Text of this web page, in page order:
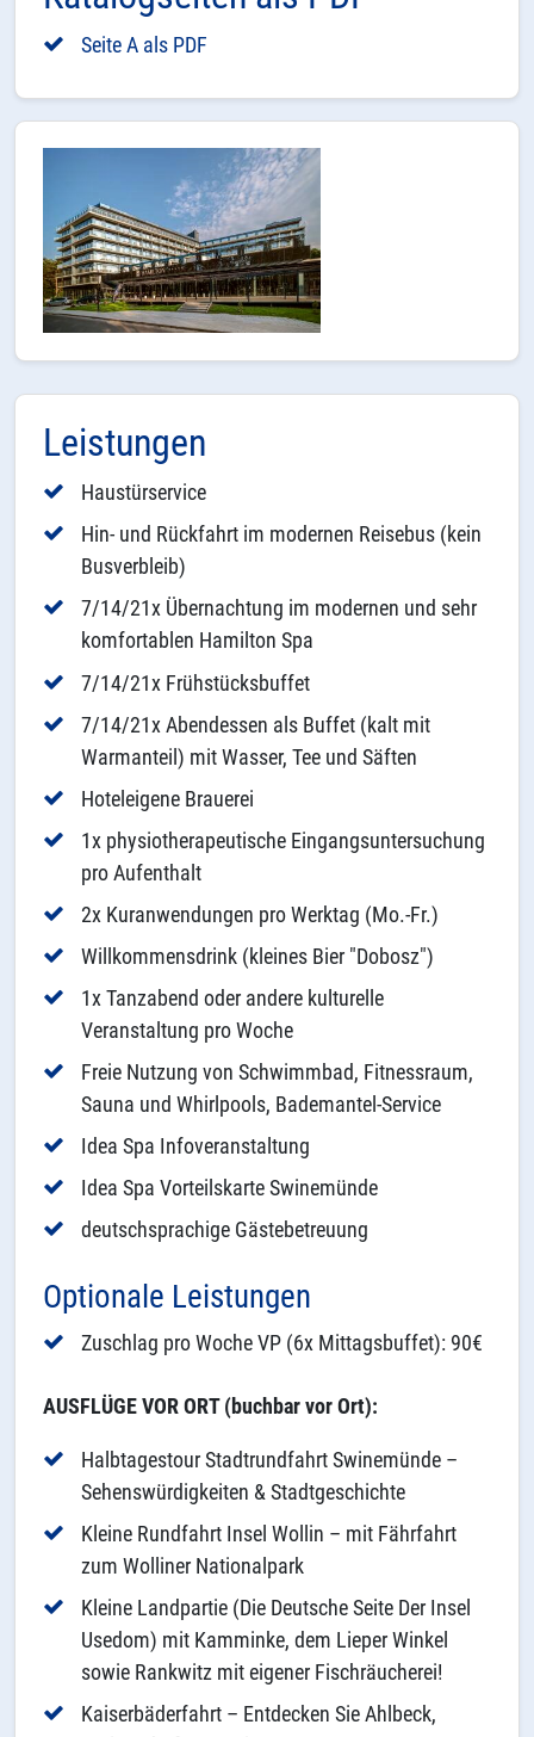
Seite A als PDF
Leistungen
Haustürservice
Hin- und Rückfahrt im modernen Reisebus (kein
Busverbleib)
7/14/21x Übernachtung im modernen und sehr
komfortablen Hamilton Spa
7/14/21x Frühstücksbuffet
7/14/21x Abendessen als Buffet (kalt mit
Warmanteil) mit Wasser, Tee und Säften
Hoteleigene Brauerei
1x physiotherapeutische Eingangsuntersuchung
pro Aufenthalt
2x Kuranwendungen pro Werktag (Mo.-Fr.)
Willkommensdrink (kleines Bier "Dobosz")
1x Tanzabend oder andere kulturelle
Veranstaltung pro Woche
Freie Nutzung von Schwimmbad, Fitnessraum,
Sauna und Whirlpools, Bademantel-Service
Idea Spa Infoveranstaltung
Idea Spa Vorteilskarte Swinemünde
deutschsprachige Gästebetreuung
Optionale Leistungen
Zuschlag pro Woche VP (6x Mittagsbuffet): 90€
AUSFLÜGE VOR ORT (buchbar vor Ort):
Halbtagestour Stadtrundfahrt Swinemünde –
Sehenswürdigkeiten & Stadtgeschichte
Kleine Rundfahrt Insel Wollin – mit Fährfahrt
zum Wolliner Nationalpark
Kleine Landpartie (Die Deutsche Seite Der Insel
Usedom) mit Kamminke, dem Lieper Winkel
sowie Rankwitz mit eigener Fischräucherei!
Kaiserbäderfahrt – Entdecken Sie Ahlbeck,